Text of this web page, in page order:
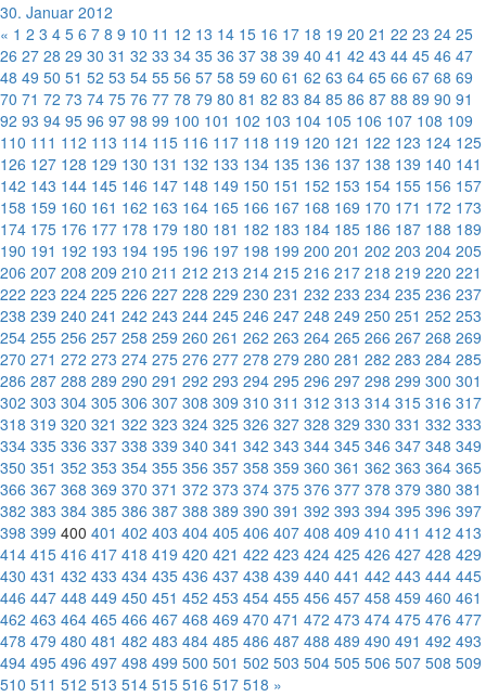
30. Januar 2012
« 1 2 3 4 5 6 7 8 9 10 11 12 13 14 15 16 17 18 19 20 21 22 23 24 25
26 27 28 29 30 31 32 33 34 35 36 37 38 39 40 41 42 43 44 45 46 47
48 49 50 51 52 53 54 55 56 57 58 59 60 61 62 63 64 65 66 67 68 69
70 71 72 73 74 75 76 77 78 79 80 81 82 83 84 85 86 87 88 89 90 91
92 93 94 95 96 97 98 99 100 101 102 103 104 105 106 107 108 109
110 111 112 113 114 115 116 117 118 119 120 121 122 123 124 125
126 127 128 129 130 131 132 133 134 135 136 137 138 139 140 141
142 143 144 145 146 147 148 149 150 151 152 153 154 155 156 157
158 159 160 161 162 163 164 165 166 167 168 169 170 171 172 173
174 175 176 177 178 179 180 181 182 183 184 185 186 187 188 189
190 191 192 193 194 195 196 197 198 199 200 201 202 203 204 205
206 207 208 209 210 211 212 213 214 215 216 217 218 219 220 221
222 223 224 225 226 227 228 229 230 231 232 233 234 235 236 237
238 239 240 241 242 243 244 245 246 247 248 249 250 251 252 253
254 255 256 257 258 259 260 261 262 263 264 265 266 267 268 269
270 271 272 273 274 275 276 277 278 279 280 281 282 283 284 285
286 287 288 289 290 291 292 293 294 295 296 297 298 299 300 301
302 303 304 305 306 307 308 309 310 311 312 313 314 315 316 317
318 319 320 321 322 323 324 325 326 327 328 329 330 331 332 333
334 335 336 337 338 339 340 341 342 343 344 345 346 347 348 349
350 351 352 353 354 355 356 357 358 359 360 361 362 363 364 365
366 367 368 369 370 371 372 373 374 375 376 377 378 379 380 381
382 383 384 385 386 387 388 389 390 391 392 393 394 395 396 397
398 399 400 401 402 403 404 405 406 407 408 409 410 411 412 413
414 415 416 417 418 419 420 421 422 423 424 425 426 427 428 429
430 431 432 433 434 435 436 437 438 439 440 441 442 443 444 445
446 447 448 449 450 451 452 453 454 455 456 457 458 459 460 461
462 463 464 465 466 467 468 469 470 471 472 473 474 475 476 477
478 479 480 481 482 483 484 485 486 487 488 489 490 491 492 493
494 495 496 497 498 499 500 501 502 503 504 505 506 507 508 509
510 511 512 513 514 515 516 517 518 »